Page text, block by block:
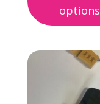
options